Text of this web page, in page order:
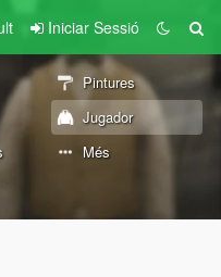
Iniciar Sessió
Pintures
Jugador
Més